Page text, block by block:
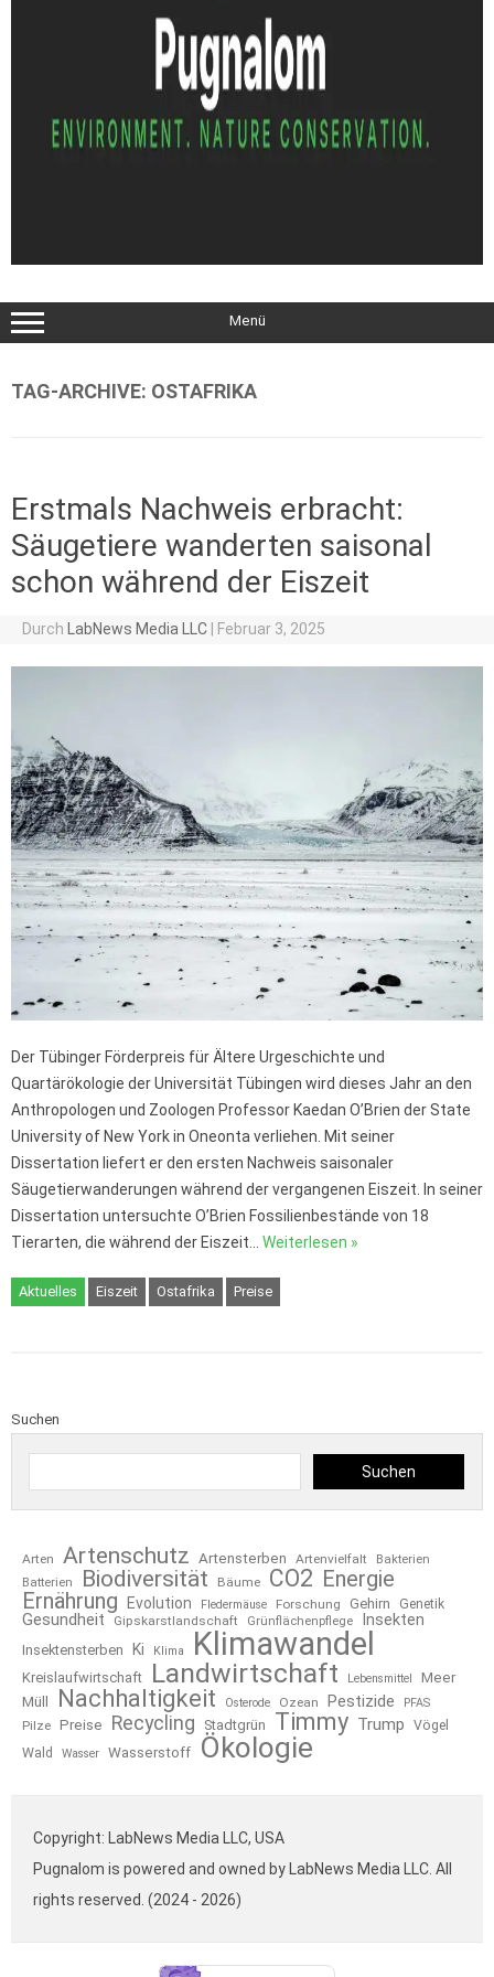
Menü
TAG-ARCHIVE: OSTAFRIKA
Erstmals Nachweis erbracht:
Säugetiere wanderten saisonal
schon während der Eiszeit
Durch LabNews Media LLC Februar 3, 2025
Der Tübinger Förderpreis für Ältere Urgeschichte und
Quartärökologie der Universität Tübingen wird dieses Jahr an den
Anthropologen und Zoologen Professor Kaedan O’Brien der State
University of New York in Oneonta verliehen. Mit seiner
Dissertation liefert er den ersten Nachweis saisonaler
Säugetierwanderungen während der vergangenen Eiszeit. In seiner
Dissertation untersuchte O’Brien Fossilienbestände von 18
Tierarten, die während der Eiszeit… Weiterlesen »
Aktuelles Eiszeit Ostafrika Preise
Suchen
Suchen
Arten Artenschutz Artensterben Artenvielfalt
Bakterien
Batterien
Biodiversität Bäume CO2 Energie
Ernährung
Evolution Fledermäuse Forschung Gehirn Genetik
Gesundheit Gipskarstlandschaft Grünflächenpflege Insekten
Insektensterben Ki Klima Klimawandel
Kreislaufwirtschaft Landwirtschaft Lebensmittel
Meer
Müll
Nachhaltigkeit Osterode Ozean Pestizide PFAS
Pilze Preise Recycling Stadtgrün Timmy Trump
Vögel
Wald
Wasser Wasserstoff Ökologie
Copyright: LabNews Media LLC, USA
Pugnalom is powered and owned by LabNews Media LLC. All
rights reserved. (2024 - 2026)